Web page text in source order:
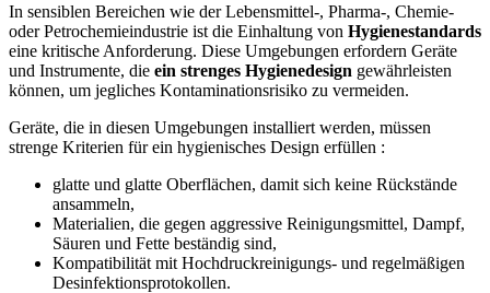
In sensiblen Bereichen wie der Lebensmittel-, Pharma-, Chemie-
oder Petrochemieindustrie ist die Einhaltung von Hygienestandards
eine kritische Anforderung. Diese Umgebungen erfordern Geräte
und Instrumente, die ein strenges Hygienedesign gewährleisten
können, um jegliches Kontaminationsrisiko zu vermeiden.
Geräte, die in diesen Umgebungen installiert werden, müssen
strenge Kriterien für ein hygienisches Design erfüllen :
glatte und glatte Oberflächen, damit sich keine Rückstände
ansammeln,
Materialien, die gegen aggressive Reinigungsmittel, Dampf,
Säuren und Fette beständig sind,
Kompatibilität mit Hochdruckreinigungs- und regelmäßigen
Desinfektionsprotokollen.